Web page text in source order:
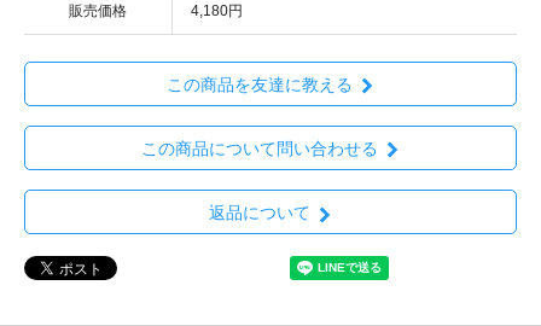
販売価格 4,180円
この商品を友達に教える
この商品について問い合わせる
返品について